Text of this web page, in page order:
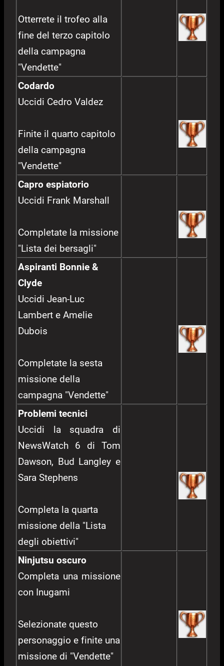
Otterrete il trofeo alla
fine del terzo capitolo
della campagna
"Vendette"
Codardo
Uccidi Cedro Valdez
Finite il quarto capitolo
della campagna
"Vendette"
Capro espiatorio
Uccidi Frank Marshall
Completate la missione
"Lista dei bersagli"
Aspiranti Bonnie &
Clyde
Uccidi Jean-Luc
Lambert e Amelie
Dubois
Completate la sesta
missione della
campagna "Vendette"
Problemi tecnici
Uccidi la squadra di
NewsWatch 6 di Tom
Dawson, Bud Langley e
Sara Stephens
Completa la quarta
missione della "Lista
degli obiettivi"
Ninjutsu oscuro
Completa una missione
con Inugami
Selezionate questo
personaggio e finite una
missione di "Vendette"